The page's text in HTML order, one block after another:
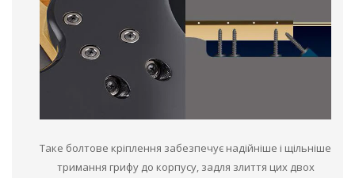
Таке болтове кріплення забезпечує надійніше і щільніше
тримання грифу до корпусу, задля злиття цих двох